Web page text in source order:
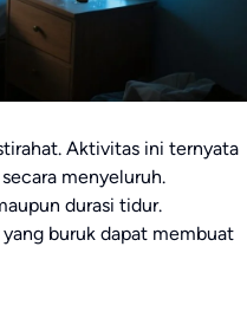
Aktivitas ini ternyata
menyeluruh.
durasi tidur.
buruk dapat membuat